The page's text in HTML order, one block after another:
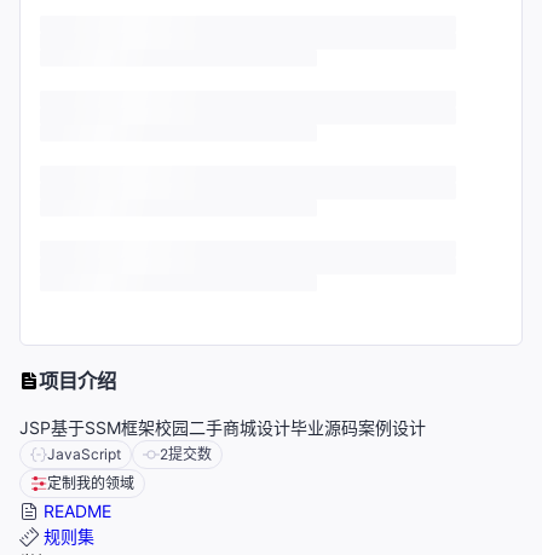
项目介绍
JSP基于SSM框架校园二手商城设计毕业源码案例设计
JavaScript 2提交数
定制我的领域
README
规则集